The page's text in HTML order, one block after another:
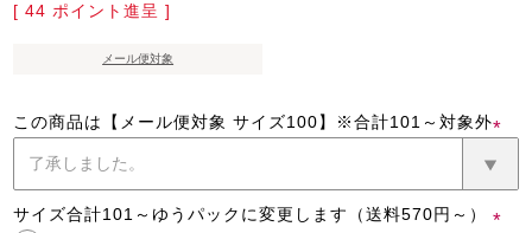
[ 44 ポイント進呈 ]
メール便対象
この商品は【メール便対象 サイズ100】※合計101～対象外
(必
須)
サイズ合計101～ゆうパックに変更します（送料570円～）